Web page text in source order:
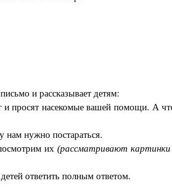
и рассказывает детям:
и просят насекомые вашей помощи. А
нам нужно постараться.
их (рассматривают
ответить полным ответом.